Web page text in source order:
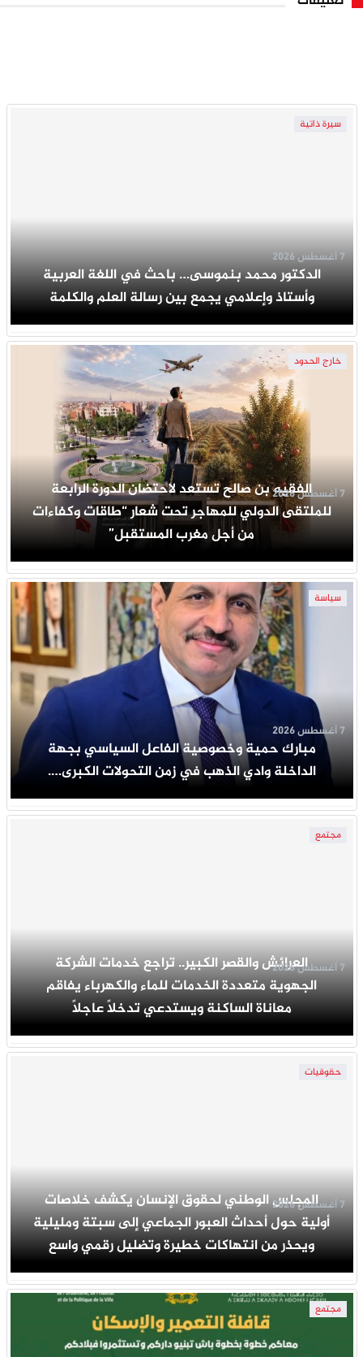
سيرة ذاتية
الدكتور محمد بنموسى… باحث في اللغة العربية
وأستاذ وإعلامي يجمع بين رسالة العلم والكلمة
7 أغسطس 2026
خارج الحدود
‎الفقيه بن صالح تستعد لاحتضان الدورة الرابعة
للملتقى الدولي للمهاجر تحت شعار “طاقات وكفاءات
من أجل مغرب المستقبل”
7 أغسطس 2026
سياسة
مبارك حمية وخصوصية الفاعل السياسي بجهة
الداخلة وادي الذهب في زمن التحولات الكبرى….
7 أغسطس 2026
مجتمع
العرائش والقصر الكبير.. تراجع خدمات الشركة
الجهوية متعددة الخدمات للماء والكهرباء يفاقم
معاناة الساكنة ويستدعي تدخلاً عاجلاً
7 أغسطس 2026
حقوقيات
المجلس الوطني لحقوق الإنسان يكشف خلاصات
أولية حول أحداث العبور الجماعي إلى سبتة ومليلية
ويحذر من انتهاكات خطيرة وتضليل رقمي واسع
7 أغسطس 2026
مجتمع